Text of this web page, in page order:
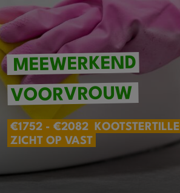
MEEWERKEND
VOORVROUW
€1752 - €2082 KOOTSTERTILLE
ZICHT OP VAST